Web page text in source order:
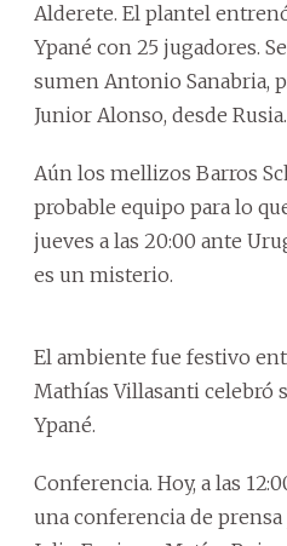
Alderete. El plantel
Ypané con 25 jugadores.
sumen Antonio Sanabria,
Junior Alonso, desde Rusia.
Aún los mellizos Barros
probable equipo para lo
jueves a las 20:00 ante
es un misterio.
El ambiente fue festivo
Mathías Villasanti celebró
Ypané.
Conferencia. Hoy, a las
una conferencia de